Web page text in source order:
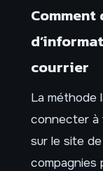
courrier
La méthode
connecter à
sur le site
compagnies